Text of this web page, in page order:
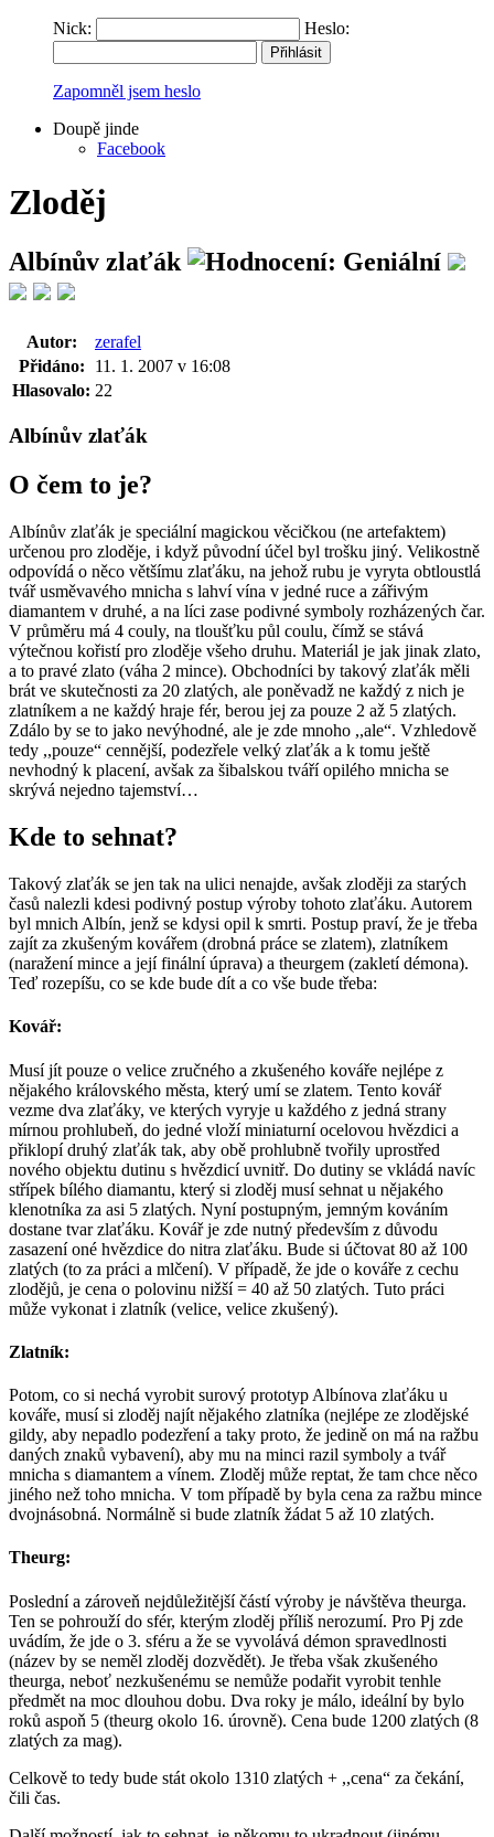
Nick: Heslo:
Zapomněl jsem heslo
Doupě jinde
Facebook
Zloděj
Albínův zlaťák
Autor:
zerafel
Přidáno:
11. 1. 2007 v 16:08
Hlasovalo: 22
Albínův zlaťák
O čem to je?
Albínův zlaťák je speciální magickou věcičkou (ne artefaktem)
určenou pro zloděje, i když původní účel byl trošku jiný. Velikostně
odpovídá o něco většímu zlaťáku, na jehož rubu je vyryta obtloustlá
tvář usměvavého mnicha s lahví vína v jedné ruce a zářivým
diamantem v druhé, a na líci zase podivné symboly rozházených čar.
V průměru má 4 couly, na tloušťku půl coulu, čímž se stává
výtečnou kořistí pro zloděje všeho druhu. Materiál je jak jinak zlato,
a to pravé zlato (váha 2 mince). Obchodníci by takový zlaťák měli
brát ve skutečnosti za 20 zlatých, ale poněvadž ne každý z nich je
zlatníkem a ne každý hraje fér, berou jej za pouze 2 až 5 zlatých.
Zdálo by se to jako nevýhodné, ale je zde mnoho ,,ale“. Vzhledově
tedy ,,pouze“ cennější, podezřele velký zlaťák a k tomu ještě
nevhodný k placení, avšak za šibalskou tváří opilého mnicha se
skrývá nejedno tajemství…
Kde to sehnat?
Takový zlaťák se jen tak na ulici nenajde, avšak zloději za starých
časů nalezli kdesi podivný postup výroby tohoto zlaťáku. Autorem
byl mnich Albín, jenž se kdysi opil k smrti. Postup praví, že je třeba
zajít za zkušeným kovářem (drobná práce se zlatem), zlatníkem
(naražení mince a její finální úprava) a theurgem (zakletí démona).
Teď rozepíšu, co se kde bude dít a co vše bude třeba:
Kovář:
Musí jít pouze o velice zručného a zkušeného kováře nejlépe z
nějakého královského města, který umí se zlatem. Tento kovář
vezme dva zlaťáky, ve kterých vyryje u každého z jedná strany
mírnou prohlubeň, do jedné vloží miniaturní ocelovou hvězdici a
přiklopí druhý zlaťák tak, aby obě prohlubně tvořily uprostřed
nového objektu dutinu s hvězdicí uvnitř. Do dutiny se vkládá navíc
střípek bílého diamantu, který si zloděj musí sehnat u nějakého
klenotníka za asi 5 zlatých. Nyní postupným, jemným kováním
dostane tvar zlaťáku. Kovář je zde nutný především z důvodu
zasazení oné hvězdice do nitra zlaťáku. Bude si účtovat 80 až 100
zlatých (to za práci a mlčení). V případě, že jde o kováře z cechu
zlodějů, je cena o polovinu nižší = 40 až 50 zlatých. Tuto práci
může vykonat i zlatník (velice, velice zkušený).
Zlatník:
Potom, co si nechá vyrobit surový prototyp Albínova zlaťáku u
kováře, musí si zloděj najít nějakého zlatníka (nejlépe ze zlodějské
gildy, aby nepadlo podezření a taky proto, že jedině on má na ražbu
daných znaků vybavení), aby mu na minci razil symboly a tvář
mnicha s diamantem a vínem. Zloděj může reptat, že tam chce něco
jiného než toho mnicha. V tom případě by byla cena za ražbu mince
dvojnásobná. Normálně si bude zlatník žádat 5 až 10 zlatých.
Theurg:
Poslední a zároveň nejdůležitější částí výroby je návštěva theurga.
Ten se pohrouží do sfér, kterým zloděj příliš nerozumí. Pro Pj zde
uvádím, že jde o 3. sféru a že se vyvolává démon spravedlnosti
(název by se neměl zloděj dozvědět). Je třeba však zkušeného
theurga, neboť nezkušenému se nemůže podařit vyrobit tenhle
předmět na moc dlouhou dobu. Dva roky je málo, ideální by bylo
roků aspoň 5 (theurg okolo 16. úrovně). Cena bude 1200 zlatých (8
zlatých za mag).
Celkově to tedy bude stát okolo 1310 zlatých + ,,cena“ za čekání,
čili čas.